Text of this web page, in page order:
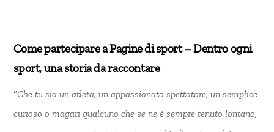
Come partecipare a Pagine di sport – Dentro ogni
sport, una storia da raccontare
“Che tu sia un atleta, un appassionato spettatore, un semplice
curioso o magari qualcuno che se ne è sempre tenuto lontano,